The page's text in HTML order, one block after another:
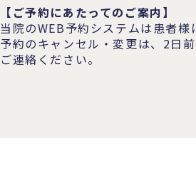
【ご予約にあたってのご案内】
当院のWEB予約システムは患者
予約のキャンセル・変更は、2日
ご連絡ください。